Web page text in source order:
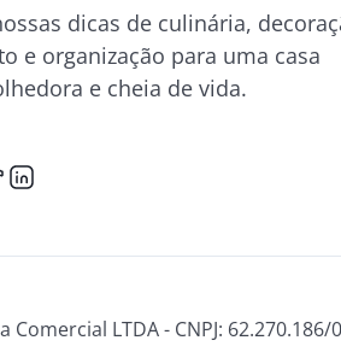
dicas de culinária,
e organização para uma casa
e cheia de vida.
LTDA - CNPJ: 62.270.186/